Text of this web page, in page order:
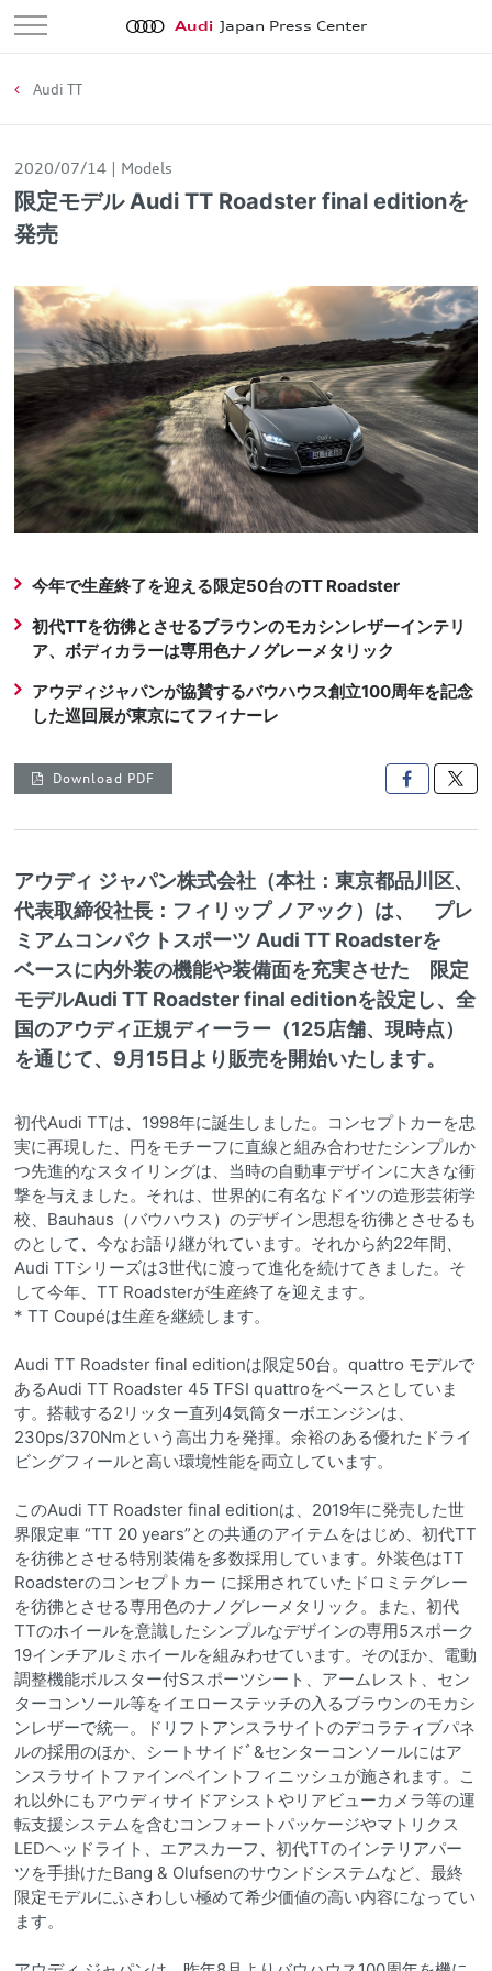
Audi Japan Press Center
Audi TT
2020/07/14 Models
限定モデル Audi TT Roadster final editionを
発売
今年で生産終了を迎える限定50台のTT Roadster
初代TTを彷彿とさせるブラウンのモカシンレザーインテリ
ア、ボディカラーは専用色ナノグレーメタリック
アウディジャパンが協賛するバウハウス創立100周年を記念
した巡回展が東京にてフィナーレ
Download PDF 
アウディ ジャパン株式会社（本社：東京都品川区、
代表取締役社長：フィリップ ノアック）は、 プレ
ミアムコンパクトスポーツ Audi TT Roadsterを
ベースに内外装の機能や装備面を充実させた 限定
モデルAudi TT Roadster final editionを設定し、全
国のアウディ正規ディーラー（125店舗、現時点）
を通じて、9月15日より販売を開始いたします。
初代Audi TTは、1998年に誕生しました。コンセプトカーを忠
実に再現した、円をモチーフに直線と組み合わせたシンプルか
つ先進的なスタイリングは、当時の自動車デザインに大きな衝
撃を与えました。それは、世界的に有名なドイツの造形芸術学
校、Bauhaus（バウハウス）のデザイン思想を彷彿とさせるも
のとして、今なお語り継がれています。それから約22年間、
Audi TTシリーズは3世代に渡って進化を続けてきました。そ
して今年、TT Roadsterが生産終了を迎えます。
* TT Coupéは生産を継続します。
Audi TT Roadster final editionは限定50台。quattro モデルで
あるAudi TT Roadster 45 TFSI quattroをベースとしていま
す。搭載する2リッター直列4気筒ターボエンジンは、
230ps/370Nmという高出力を発揮。余裕のある優れたドライ
ビングフィールと高い環境性能を両立しています。
このAudi TT Roadster final editionは、2019年に発売した世
界限定車 “TT 20 years”との共通のアイテムをはじめ、初代TT
を彷彿とさせる特別装備を多数採用しています。外装色はTT
Roadsterのコンセプトカー に採用されていたドロミテグレー
を彷彿とさせる専用色のナノグレーメタリック。また、初代
TTのホイールを意識したシンプルなデザインの専用5スポーク
19インチアルミホイールを組みわせています。そのほか、電動
調整機能ボルスター付Sスポーツシート、アームレスト、セン
ターコンソール等をイエローステッチの入るブラウンのモカシ
ンレザーで統一。ドリフトアンスラサイトのデコラティブパネ
ルの採用のほか、シートサイドﾞ&センターコンソールにはア
ンスラサイトファインペイントフィニッシュが施されます。こ
れ以外にもアウディサイドアシストやリアビューカメラ等の運
転支援システムを含むコンフォートパッケージやマトリクス
LEDヘッドライト、エアスカーフ、初代TTのインテリアパー
ツを手掛けたBang & Olufsenのサウンドシステムなど、最終
限定モデルにふさわしい極めて希少価値の高い内容になってい
ます。